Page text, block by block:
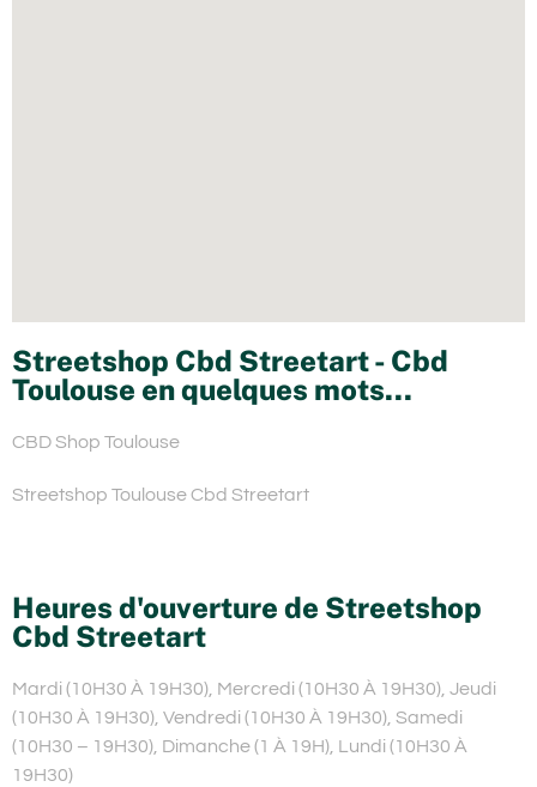
Streetshop Cbd Streetart - Cbd
Toulouse en quelques mots...
CBD Shop Toulouse
Streetshop Toulouse Cbd Streetart
Heures d'ouverture de Streetshop
Cbd Streetart
Mardi (10H30 À 19H30), Mercredi (10H30 À 19H30), Jeudi
(10H30 À 19H30), Vendredi (10H30 À 19H30), Samedi
(10H30 – 19H30), Dimanche (1 À 19H), Lundi (10H30 À
19H30)